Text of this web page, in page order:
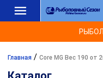
Главная / Core MG Вес 190 от